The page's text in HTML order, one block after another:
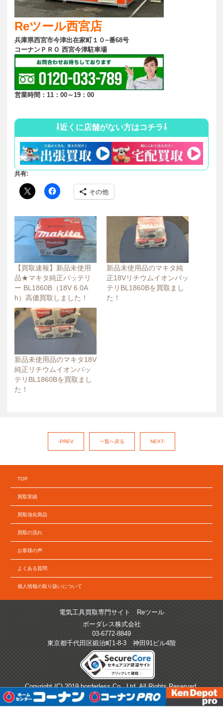
Reツール西宮店
兵庫県西宮市今津出在家町１０−番68号
コーナンＰＲＯ 西宮今津駐車場
営業時間：11：00～19：00
⇩近くに店舗がない方はコチラ⇩
共有:
その他
【買取速報】新品未使用
品★マキタ純正バッテリ
ー BL1860B（18V 6.0A
h）高価買取しました！
新品未使用品のマキタ純
正18Vリチウムイオンバッ
テリBL1860Bを買取まし
た！
新品未使用品のマキタ18V
純正リチウムイオンバッ
テリBL1860Bを買取まし
た！
-PREV 一覧へ戻る NEXT-
TOP
買取実績
買取強化商品
買取の流れ
お客様の声
よくある質問
個人情報の取り扱いについて
電気工具買取専門サイト Reツール
ボーダレス株式会社
03-6772-8849
東京都千代田区鍛治町1-8-3 神田91ビル4階
Copyright (C) 2019 borderless Co., Ltd. All Rights Reserved.